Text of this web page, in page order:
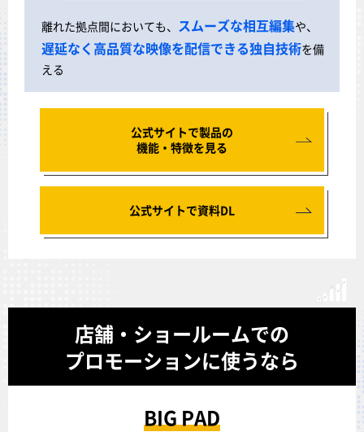
離れた拠点間においても、 スムーズな相互編集や、
遅延なく高品質な映像を配信できる独自技術を備
える
公式サイトで製品の
機能・特徴を見る
公式サイトで資料DL
店舗・ショールームでの
プロモーションに使うなら
BIG PAD